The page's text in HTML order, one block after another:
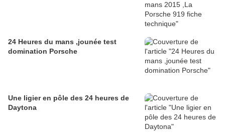
24 Heures du mans ,jounée test
domination Porsche
Une ligier en pôle des 24 heures de
Daytona